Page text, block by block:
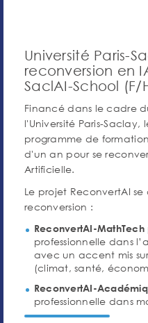
Université Paris-
reconversion en
SaclAI-School (F/
Financé dans le cadre
l'Université Paris-
programme de
d'un an pour se
Artificielle.
Le projet ReconvertAI
reconversion :
ReconvertAI-MathTech
professionnelle dans
avec un accent mis
(climat, santé,
ReconvertAI-
professionnelle dans